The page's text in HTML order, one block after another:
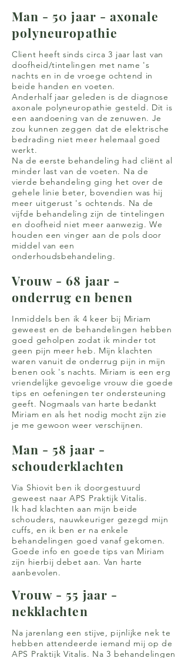
Man - 50 jaar - axonale
polyneuropathie
Client heeft sinds circa 3 jaar last van
doofheid/tintelingen met name 's
nachts en in de vroege ochtend in
beide handen en voeten.
Anderhalf jaar geleden is de diagnose
axonale polyneuropathie gesteld. Dit is
een aandoening van de zenuwen. Je
zou kunnen zeggen dat de elektrische
bedrading niet meer helemaal goed
werkt.
Na de eerste behandeling had cliënt al
minder last van de voeten. Na de
vierde behandeling ging het over de
gehele linie beter, bovendien was hij
meer uitgerust 's ochtends. Na de
vijfde behandeling zijn de tintelingen
en doofheid niet meer aanwezig. We
houden een vinger aan de pols door
middel van een
onderhoudsbehandeling.
Vrouw - 68 jaar -
onderrug en benen
Inmiddels ben ik 4 keer bij Miriam
geweest en de behandelingen hebben
goed geholpen zodat ik minder tot
geen pijn meer heb. Mijn klachten
waren vanuit de onderrug pijn in mijn
benen ook 's nachts. Miriam is een erg
vriendelijke gevoelige vrouw die goede
tips en oefeningen ter ondersteuning
geeft. Nogmaals van harte bedankt
Miriam en als het nodig mocht zijn zie
je me gewoon weer verschijnen.
Man - 58 jaar -
schouderklachten
Via Shiovit ben ik doorgestuurd
geweest naar APS Praktijk Vitalis.
Ik had klachten aan mijn beide
schouders, nauwkeuriger gezegd mijn
cuffs, en ik ben er na enkele
behandelingen goed vanaf gekomen.
Goede info en goede tips van Miriam
zijn hierbij debet aan. Van harte
aanbevolen.
Vrouw - 55 jaar -
nekklachten
Na jarenlang een stijve, pijnlijke nek te
hebben attendeerde iemand mij op de
APS Praktijk Vitalis. Na 3 behandelingen